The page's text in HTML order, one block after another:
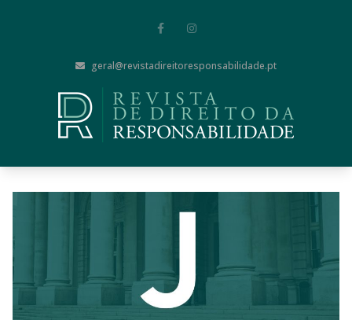
geral@revistadireitoresponsabilidade.pt